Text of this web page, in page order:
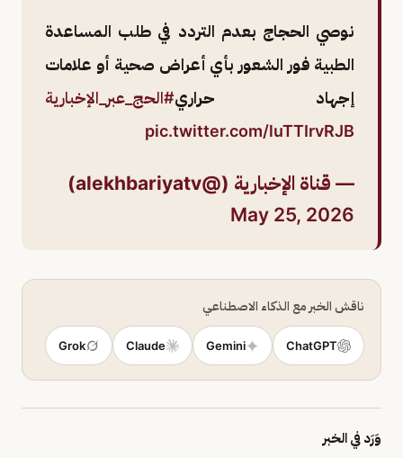
نوصي الحجاج بعدم التردد في طلب المساعدة
الطبية فور الشعور بأي أعراض صحية أو علامات
إجهاد حراري#الحج_عبر_الإخبارية
pic.twitter.com/luTTIrvRJB
— قناة الإخبارية (@alekhbariyatv)
May 25, 2026
ناقش الخبر مع الذكاء الاصطناعي
ChatGPT
Gemini
Claude
Grok
وَرَد في الخبر